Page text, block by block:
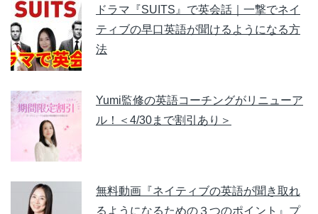
ドラマ『SUITS』で英会話｜一撃でネイ
ティブの早口英語が聞けるようになる方
法
Yumi監修の英語コーチングがリニューア
ル！＜4/30まで割引あり＞
無料動画『ネイティブの英語が聞き取れ
るようになるための３つのポイント』プ